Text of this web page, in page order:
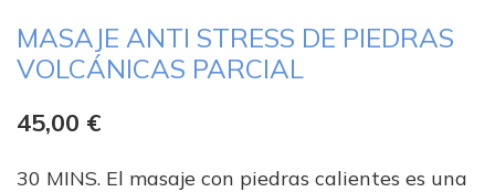
MASAJE ANTI STRESS DE PIEDRAS
VOLCÁNICAS PARCIAL
45,00 €
30 MINS. El masaje con piedras calientes es una